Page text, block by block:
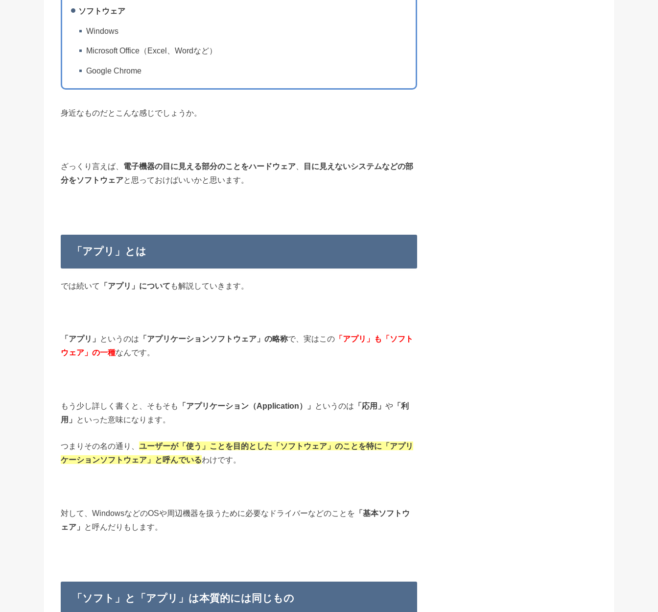
ソフトウェア
Windows
Microsoft Office（Excel、Wordなど）
Google Chrome
身近なものだとこんな感じでしょうか。
ざっくり言えば、 電子機器の目に見える部分のことをハードウェア
目に見えないシステムなどの部
分をソフトウェアと思っておけばいいかと思います。
「アプリ」とは
では続いて 「アプリ」について も解説していきます。
「アプリ」 というのは 「アプリケーションソフトウェア」の略称で、実はこの 「アプリ」も「ソフト
ウェア」の一種なんです。
もう少し詳しく書くと、そもそも 「アプリケーション（Application）」 というのは 「応用」 や 「利
用」
といった意味になります。
つまりその名の通り、 ユーザーが「使う」ことを目的とした「ソフトウェア」のことを特に「アプリ
ケーションソフトウェア」と呼んでいるわけです。
対して、WindowsなどのOSや周辺機器を扱うために必要なドライバーなどのことを 「基本ソフトウ
ェア」
と呼んだりもします。
「ソフト」と「アプリ」は本質的には同じもの